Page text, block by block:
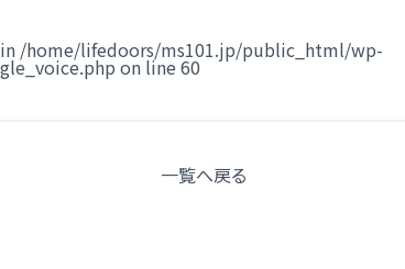
/home/lifedoors/ms101.jp/public_html/wp-
on line 60
一覧へ戻る